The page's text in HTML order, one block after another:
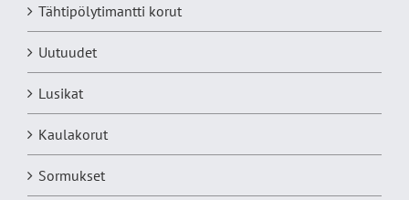
Tähtipölytimantti korut
Uutuudet
Lusikat
Kaulakorut
Sormukset